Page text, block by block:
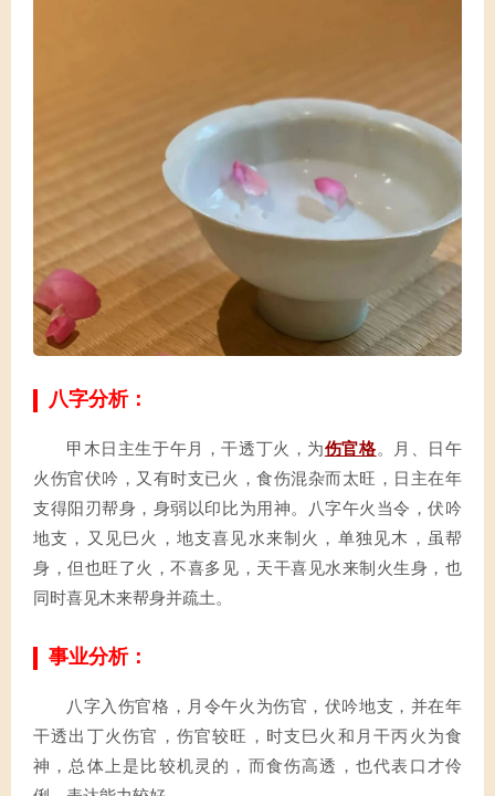
八字分析：
甲木日主生于午月，干透丁火，为伤官格。月、日午
火伤官伏吟，又有时支已火，食伤混杂而太旺，日主在年
支得阳刃帮身，身弱以印比为用神。八字午火当令，伏吟
地支，又见巳火，地支喜见水来制火，单独见木，虽帮
身，但也旺了火，不喜多见，天干喜见水来制火生身，也
同时喜见木来帮身并疏土。
事业分析：
八字入伤官格，月令午火为伤官，伏吟地支，并在年
干透出丁火伤官，伤官较旺，时支巳火和月干丙火为食
神，总体上是比较机灵的，而食伤高透，也代表口才伶